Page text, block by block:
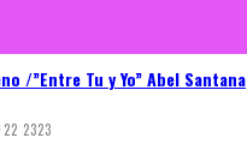
/”Entre Tu y Yo” Abel Santana
2323